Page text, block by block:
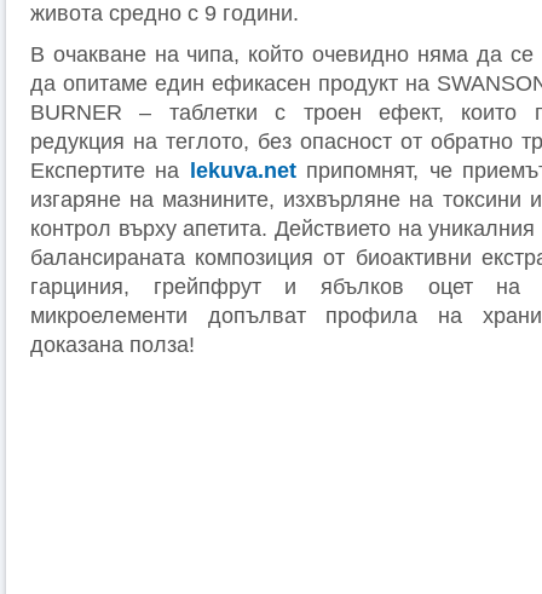
живота средно с 9 години.
В очакване на чипа, който очевидно няма да
да опитаме един ефикасен продукт на
BURNER – таблетки с троен ефект, които
редукция на теглото, без опасност от обратно
Експертите на
lekuva.netприпомнят, че
изгаряне на мазнините, изхвърляне на токсини
контрол върху апетита. Действието на
балансираната композиция от биоактивни
гарциния, грейпфрут и ябълков оцет
микроелементи допълват профила на
доказана полза!